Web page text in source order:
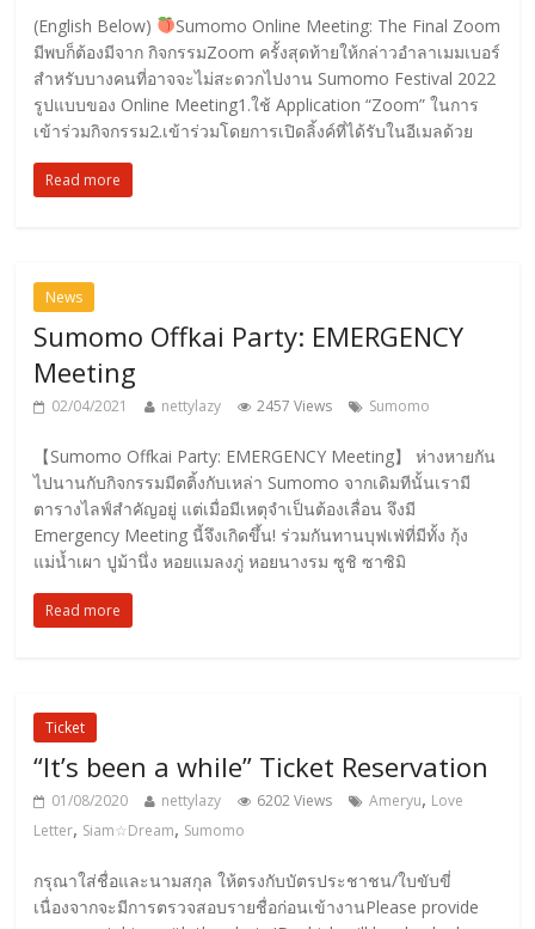
(English Below)
Sumomo Online Meeting: The Final Zoom
มีพบก็ต้องมีจาก กิจกรรมZoom ครั้งสุดท้ายให้กล่าวอำลาเมมเบอร์
สำหรับบางคนที่อาจจะไม่สะดวกไปงาน Sumomo Festival 2022
รูปแบบของ Online Meeting1.ใช้ Application “Zoom” ในการ
เข้าร่วมกิจกรรม2.เข้าร่วมโดยการเปิดลิ้งค์ที่ได้รับในอีเมลด้วย
Read more
News
Sumomo Offkai Party: EMERGENCY
Meeting
02/04/2021 nettylazy 2457 Views Sumomo
【Sumomo Offkai Party: EMERGENCY Meeting】 ห่างหายกัน
ไปนานกับกิจกรรมมีตติ้งกับเหล่า Sumomo จากเดิมทีนั้นเรามี
ตารางไลฟ์สำคัญอยู่ แต่เมื่อมีเหตุจำเป็นต้องเลื่อน จึงมี
Emergency Meeting นี้จึงเกิดขึ้น! ร่วมกันทานบุฟเฟ่ที่มีทั้ง กุ้ง
แม่น้ำเผา ปูม้านึ่ง หอยแมลงภู่ หอยนางรม ซูชิ ซาซิมิ
Read more
Ticket
“It’s been a while” Ticket Reservation
01/08/2020 nettylazy 6202 Views Ameryu, Love
Letter, Siam☆Dream, Sumomo
กรุณาใส่ชื่อและนามสกุล ให้ตรงกับบัตรประชาชน/ใบขับขี่
เนื่องจากจะมีการตรวจสอบรายชื่อก่อนเข้างานPlease provide